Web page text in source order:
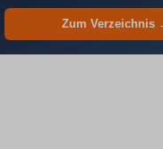
Zum Verzeichnis